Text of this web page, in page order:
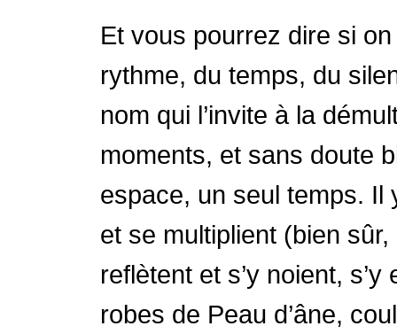
Et vous pourrez dire si
rythme, du temps, du
nom qui l’invite à la
moments, et sans doute
espace, un seul temps. Il
et se multiplient (bien
reflètent et s’y noient,
robes de Peau d’âne,